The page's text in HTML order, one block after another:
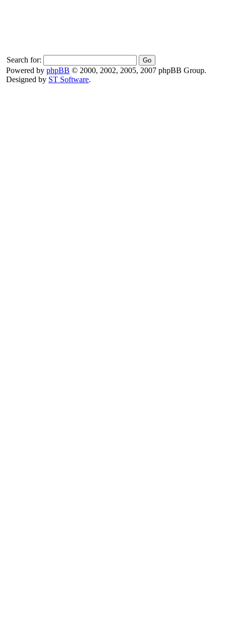
Search for:
Powered by phpBB © 2000, 2002, 2005, 2007 phpBB Group.
Designed by ST Software.